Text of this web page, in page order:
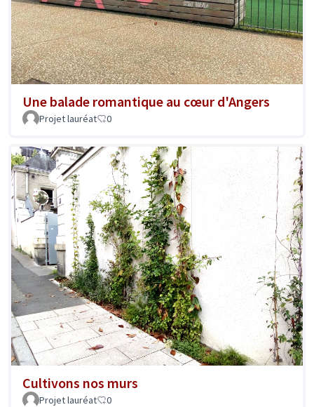
Une balade romantique au cœur d'Angers
Projet lauréat 0
Cultivons nos murs
Projet lauréat 0